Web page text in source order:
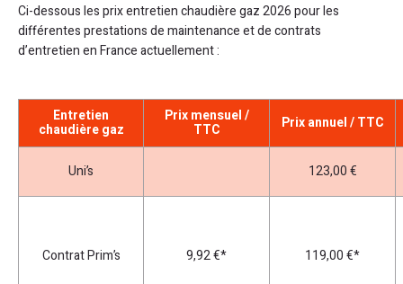
Ci-dessous les prix entretien chaudière gaz 2026 pour les
différentes prestations de maintenance et de contrats
d’entretien en France actuellement :
Entretien
chaudière gaz
Prix mensuel /
TTC Prix annuel / TTC
Uni’s 123,00 €
Contrat Prim’s 9,92 €* 119,00 €*